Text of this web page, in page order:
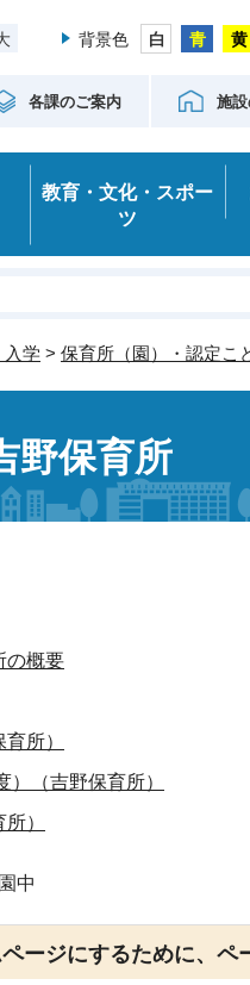
背景色
各課のご案内 施
教育・文化・スポー
ツ
入学 > 保育所（園）・認定こ
野保育所
の概要
所）
（吉野保育所）
）
中
ージにするために、ペ